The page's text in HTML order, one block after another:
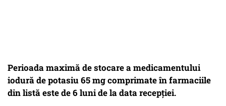
Perioada maximă de stocare a medicamentului
iodură de potasiu 65 mg comprimate în farmaciile
din listă este de 6 luni de la data recepției.